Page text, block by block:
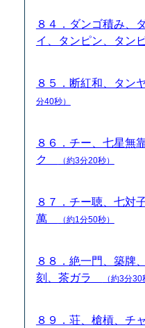
８４．ダンゴ積み、
イ、タンピン、タン
８５．断紅和、タン
分40秒）
８６．チー、七星無
ク
（約3分20秒）
８７．チー聴、七対
萬
（約1分50秒）
８８．絶一門、築牌
刻、茶ガラ
（約3分30
８９．荘、槍槓、チ